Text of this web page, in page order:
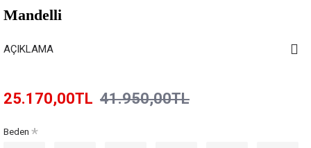
Mandelli
AÇIKLAMA
25.170,00TL 41.950,00TL
Beden